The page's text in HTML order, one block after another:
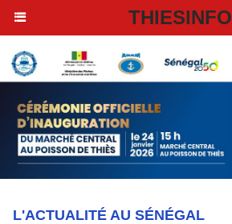
THIESINFO
L'ACTUALITÉ AU SÉNÉGAL